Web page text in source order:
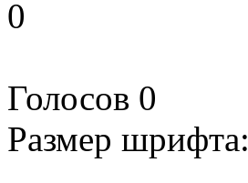
0
Голосов 0
Размер шрифта: